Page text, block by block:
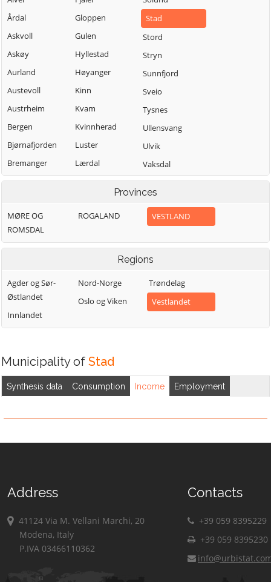
Årdal
Askvoll
Askøy
Aurland
Austevoll
Austrheim
Bergen
Bjørnafjorden
Bremanger
Bømlo
Etne
Fedje
Gloppen
Gulen
Hyllestad
Høyanger
Kinn
Kvam
Kvinnherad
Luster
Lærdal
Masfjorden
Osterøy
Stad
Stord
Stryn
Sunnfjord
Sveio
Tysnes
Ullensvang
Ulvik
Vaksdal
Vik
Øygarden
Provinces
MØRE OG
ROMSDAL
ROGALAND VESTLAND
Regions
Agder og Sør-
Østlandet
Innlandet
Nord-Norge
Oslo og Viken
Trøndelag
Vestlandet
Municipality of Stad
Synthesis data Consumption Income Employment
Address
41124 Via M. Vellani Marchi, 20
Modena, Italy
P.IVA 03466110362
Contacts
+39 059 8395229
+39 059 8395230